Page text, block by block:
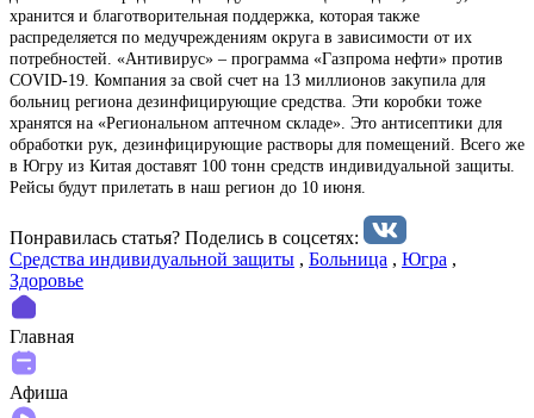
хранится и благотворительная поддержка, которая также
распределяется по медучреждениям округа в зависимости от их
потребностей. «Антивирус» – программа «Газпрома нефти» против
COVID-19. Компания за свой счет на 13 миллионов закупила для
больниц региона дезинфицирующие средства. Эти коробки тоже
хранятся на «Региональном аптечном складе». Это антисептики для
обработки рук, дезинфицирующие растворы для помещений. Всего же
в Югру из Китая доставят 100 тонн средств индивидуальной защиты.
Рейсы будут прилетать в наш регион до 10 июня.
Понравилась статья? Поделиcь в соцсетях:
Средства индивидуальной защиты , Больница , Югра ,
Здоровье
Главная
Афиша